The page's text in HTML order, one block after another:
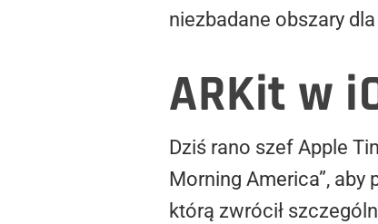
niezbadane obszary
ARKit w
Dziś rano szef Apple
Morning America”,
którą zwrócił